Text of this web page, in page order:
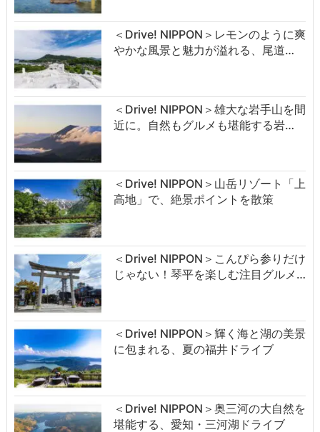
＜Drive! NIPPON＞レモンのように爽
やかな風景と魅力が溢れる、尾道…
＜Drive! NIPPON＞雄大な岩手山を間
近に。自然もグルメも堪能する岩…
＜Drive! NIPPON＞山岳リゾート「上
高地」で、絶景ポイントを散策
＜Drive! NIPPON＞こんぴら参りだけ
じゃない！琴平を楽しむ注目グルメ…
＜Drive! NIPPON＞輝く海と湖の美景
に包まれる、夏の福井ドライブ
＜Drive! NIPPON＞奥三河の大自然を
堪能する、愛知・三河湖ドライブ